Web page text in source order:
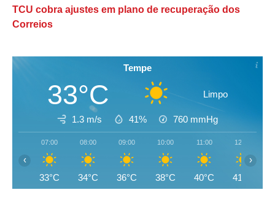
TCU cobra ajustes em plano de recuperação dos
Correios
Tempe
33°C Limpo
1.3 m/s 41% 760 mmHg
07:00
33°C
08:00
34°C
09:00
36°C
10:00
38°C
11:00
40°C
12:00
41°C
‹ ›